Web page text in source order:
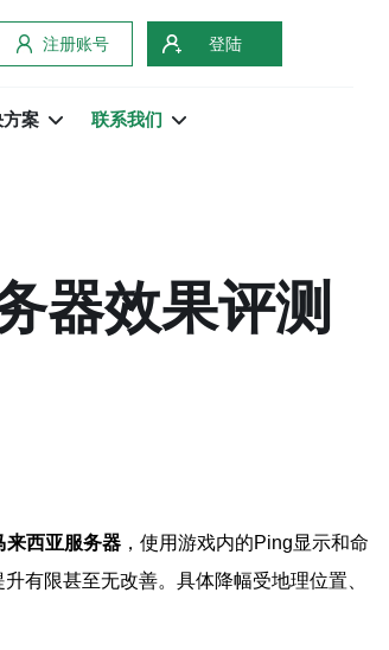
注册账号 登陆
案 联系我们
器效果评测
来西亚服务器 ，使用游戏内的Ping显示和命
有限甚至无改善。具体降幅受地理位置、